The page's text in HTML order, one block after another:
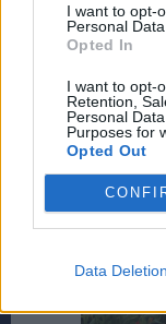
I want to opt-
Personal
Opted In
I want to opt-
Retention,
Personal
Purposes for
Opted Out
Data Deletion